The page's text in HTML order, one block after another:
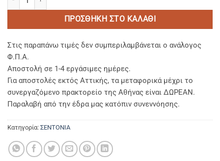
ΠΡΟΣΘΉΚΗ ΣΤΟ ΚΑΛΆΘΙ
Στις παραπάνω τιμές δεν συμπεριλαμβάνεται ο ανάλογος
Φ.Π.Α.
Αποστολή σε 1-4 εργάσιμες ημέρες.
Για αποστολές εκτός Αττικής, τα μεταφορικά μέχρι το
συνεργαζόμενο πρακτορείο της Αθήνας είναι ΔΩΡΕΑΝ.
Παραλαβή από την έδρα μας κατόπιν συνεννόησης.
Κατηγορία: ΣΕΝΤΟΝΙΑ